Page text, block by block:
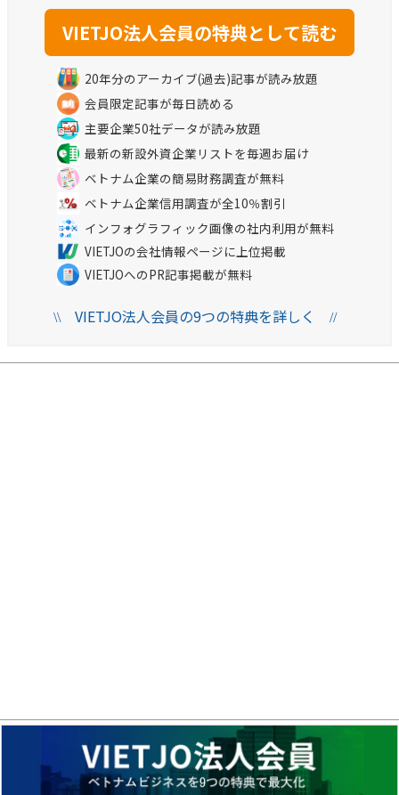
20年分のアーカイブ(過去)記事が読み放題
会員限定記事が毎日読める
主要企業50社データが読み放題
最新の新設外資企業リストを毎週お届け
ベトナム企業の簡易財務調査が無料
ベトナム企業信用調査が全10％割引
インフォグラフィック画像の社内利用が無料
VIETJOの会社情報ページに上位掲載
VIETJOへのPR記事掲載が無料
\\VIETJO法人会員の9つの特典を詳しく //